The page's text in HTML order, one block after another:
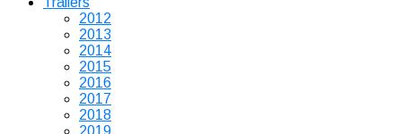
2012
2013
2014
2015
2016
2017
2018